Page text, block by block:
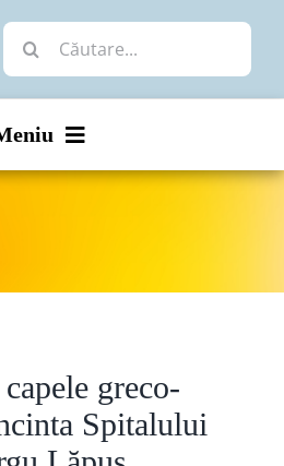
Cautare...
greco-
Spitalului